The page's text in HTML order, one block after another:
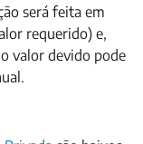
será feita em
requerido) e,
valor devido pode